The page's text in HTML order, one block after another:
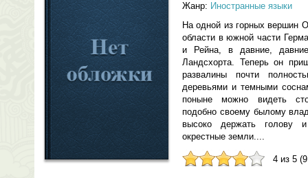
Жанр: Иностранные языки
На одной из горных вершин
области в южной части
и Рейна, в давние,
Ландсхорта. Теперь он
развалины почти
деревьями и темными
поныне можно видеть
подобно своему былому
высоко держать голову
окрестные земли....
4 из 5